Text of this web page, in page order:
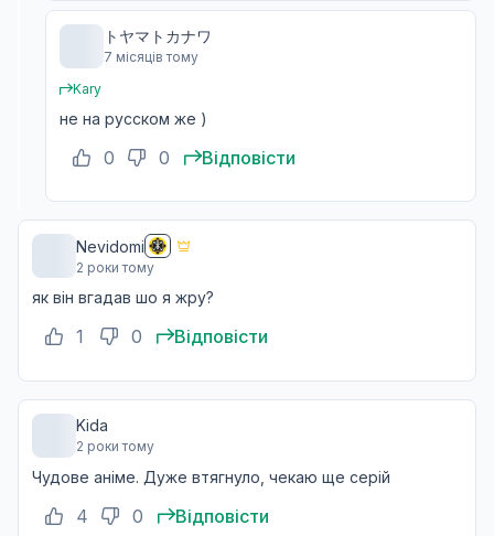
Дріада / Кокатриса
11 квіт. 2024
16
17 Гарпія / Химера
18
02 трав. 2024
19 Відьма / Кошмар
トヤマトカナワ
7 місяців тому
Kary
не на русском же )
0 0 Відповісти
Nevidomi
2 роки тому
як він вгадав шо я жру?
1 0 Відповісти
Kida
2 роки тому
Чудове аніме. Дуже втягнуло, чекаю ще серій
4 0 Відповісти